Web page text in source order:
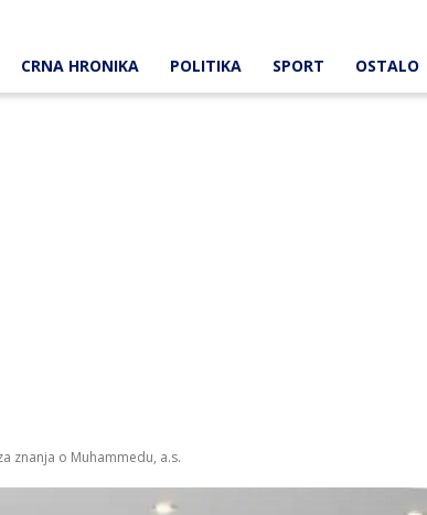
CRNA HRONIKA POLITIKA SPORT OSTALO
znanja o Muhammedu, a.s.